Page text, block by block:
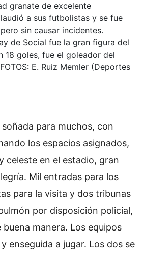
granate de excelente
a sus futbolistas y se fue
sin causar incidentes.
de Social fue la gran figura del
18 goles, fue el goleador del
E. Ruiz Memler (Deportes
para muchos, con
los espacios asignados,
celeste en el estadio, gran
Mil entradas para los
para la visita y dos tribunas
por disposición policial,
manera. Los equipos
enseguida a jugar. Los dos se